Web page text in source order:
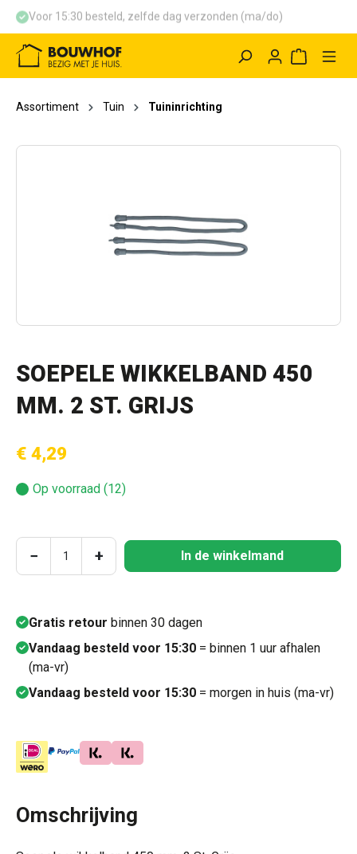
Voor 15:30 besteld, zelfde dag verzonden (ma/do)
Assortiment Tuin Tuininrichting
SOEPELE WIKKELBAND 450
MM. 2 ST. GRIJS
€ 4,29
Op voorraad (12)
Producthoeveelheid: Voer de gewenste
− + In de winkelmand
Gratis retour binnen 30 dagen
Vandaag besteld voor 15:30 = binnen 1 uur afhalen
(ma-vr)
Vandaag besteld voor 15:30 = morgen in huis (ma-vr)
Omschrijving